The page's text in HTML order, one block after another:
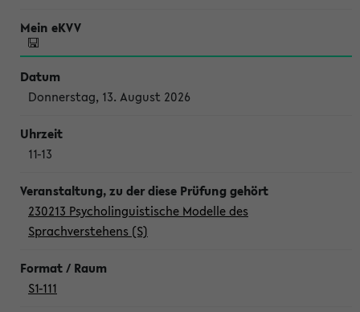
Donnerstag, 13. August 2026
11-13
230213 Psycholinguistische Modelle des
Sprachverstehens (S)
S1-111